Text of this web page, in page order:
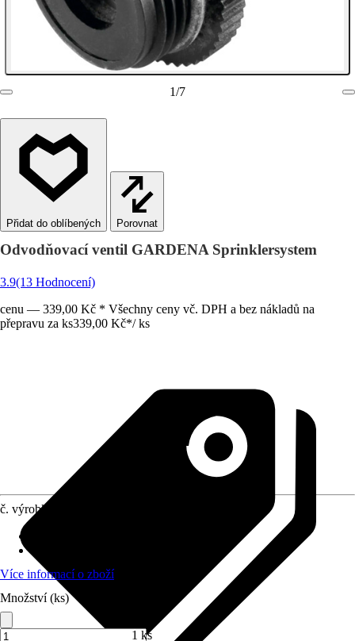
1/7
Porovnat
Odvodňovací ventil GARDENA Sprinklersystem
3.9(13 Hodnocení)
cenu — 339,00 Kč * Všechny ceny vč. DPH a bez nákladů na
přepravu za ks339,00 Kč*/ ks
č. výrobku
Více informací o zboží
Množství (ks)
1 ks